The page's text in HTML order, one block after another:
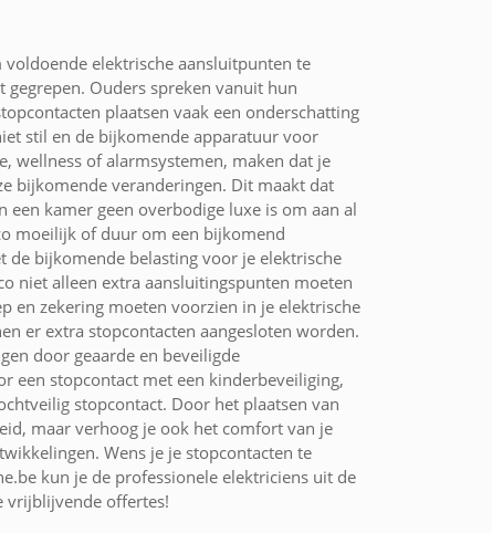
elektrische aansluitpunten te
Ouders spreken vanuit hun
plaatsen vaak een onderschatting
stil en de bijkomende apparatuur voor
wellness of alarmsystemen, maken dat je
bijkomende veranderingen. Dit maakt dat
kamer geen overbodige luxe is om aan al
moeilijk of duur om een bijkomend
de bijkomende belasting voor je elektrische
niet alleen extra aansluitingspunten moeten
en zekering moeten voorzien in je elektrische
er extra stopcontacten aangesloten worden.
door geaarde en beveiligde
een stopcontact met een kinderbeveiliging,
stopcontact. Door het plaatsen van
maar verhoog je ook het comfort van je
Wens je je stopcontacten te
kun je de professionele elektriciens uit de
vrijblijvende offertes!